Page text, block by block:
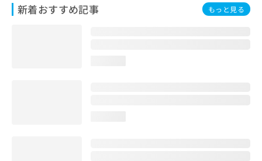
新着おすすめ記事 もっと見る
お